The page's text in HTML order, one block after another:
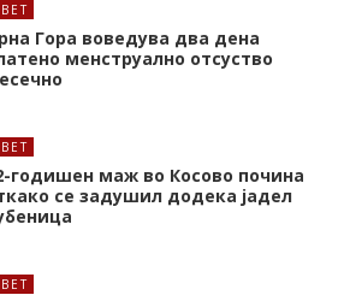
Гора воведува два дена
менструално отсуство
годишен маж во Косово почина
се задушил додека јадел